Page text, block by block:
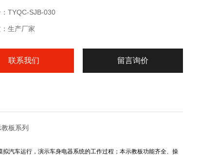
TYQC-SJB-030
生产厂家
联系我们 留言询价
板系列
汽车运行，演示车身电器系统的工作过程；本示教板功能齐全、操